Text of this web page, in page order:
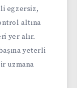
egzersiz,
altına
yer alır.
yeterli
uzmana